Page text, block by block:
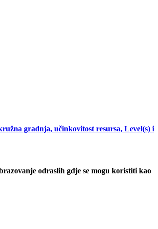
gradnja, učinkovitost resursa, Level(s) i
odraslih gdje se mogu koristiti kao